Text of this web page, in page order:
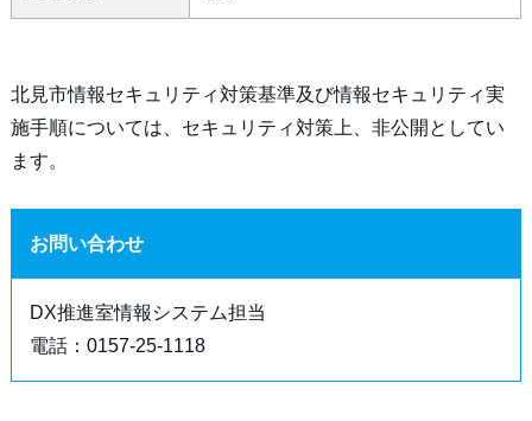
北見市情報セキュリティ対策基準及び情報セキュリティ実
施手順については、セキュリティ対策上、非公開としてい
ます。
お問い合わせ
DX推進室情報システム担当
電話：0157-25-1118